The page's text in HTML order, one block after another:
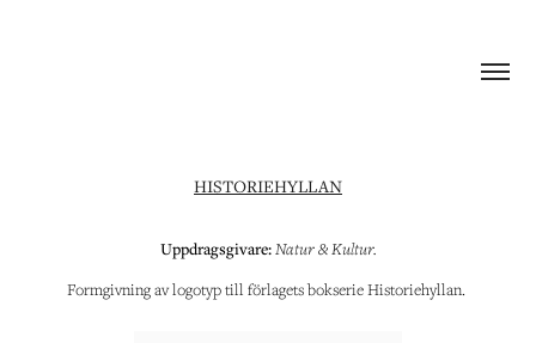
HISTORIEHYLLAN
Uppdragsgivare:Natur & Kultur.
Formgivning av logotyp till förlagets bokserie Historiehyllan.